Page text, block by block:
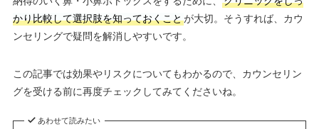
かり比較して選択肢を知っておくことが大切。そうすれば、カウ
ンセリングで疑問を解消しやすいです。
この記事では効果やリスクについてもわかるので、カウンセリン
グを受ける前に再度チェックしてみてくださいね。
あわせて読みたい